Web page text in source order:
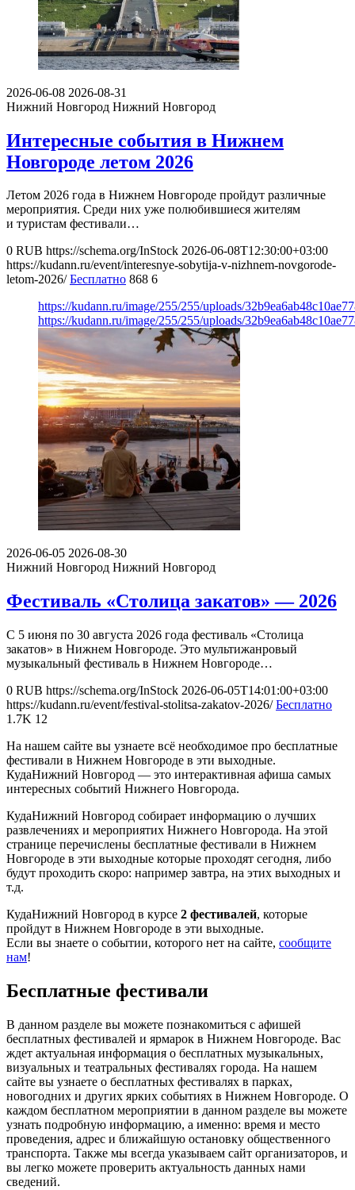
2026-06-08 2026-08-31
Нижний Новгород Нижний Новгород
Интересные события в Нижнем
Новгороде летом 2026
Летом 2026 года в Нижнем Новгороде пройдут различные
мероприятия. Среди них уже полюбившиеся жителям
и туристам фестивали…
0 RUB https://schema.org/InStock 2026-06-08T12:30:00+03:00
https://kudann.ru/event/interesnye-sobytija-v-nizhnem-novgorode-
letom-2026/ Бесплатно 868 6
https://kudann.ru/image/255/255/uploads/
https://kudann.ru/image/255/255/uploads/
2026-06-05 2026-08-30
Нижний Новгород Нижний Новгород
Фестиваль «Столица закатов» — 2026
С 5 июня по 30 августа 2026 года фестиваль «Столица
закатов» в Нижнем Новгороде. Это мультижанровый
музыкальный фестиваль в Нижнем Новгороде…
0 RUB https://schema.org/InStock 2026-06-05T14:01:00+03:00
https://kudann.ru/event/festival-stolitsa-zakatov-2026/ Бесплатно
1.7K 12
На нашем сайте вы узнаете всё необходимое про бесплатные
фестивали в Нижнем Новгороде в эти выходные.
КудаНижний Новгород — это интерактивная афиша самых
интересных событий Нижнего Новгорода.
КудаНижний Новгород собирает информацию о лучших
развлечениях и мероприятих Нижнего Новгорода. На этой
странице перечислены бесплатные фестивали в Нижнем
Новгороде в эти выходные которые проходят сегодня, либо
будут проходить скоро: например завтра, на этих выходных и
т.д.
КудаНижний Новгород в курсе 2 фестивалей, которые
пройдут в Нижнем Новгороде в эти выходные.
Если вы знаете о событии, которого нет на сайте, сообщите
нам!
Бесплатные фестивали
В данном разделе вы можете познакомиться с афишей
бесплатных фестивалей и ярмарок в Нижнем Новгороде. Вас
ждет актуальная информация о бесплатных музыкальных,
визуальных и театральных фестивалях города. На нашем
сайте вы узнаете о бесплатных фестивалях в парках,
новогодних и других ярких событиях в Нижнем Новгороде. О
каждом бесплатном мероприятии в данном разделе вы можете
узнать подробную информацию, а именно: время и место
проведения, адрес и ближайшую остановку общественного
транспорта. Также мы всегда указываем сайт организаторов, и
вы легко можете проверить актуальность данных нами
сведений.